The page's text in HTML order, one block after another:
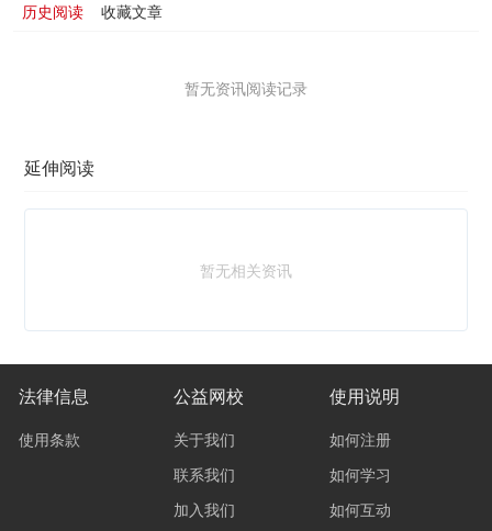
历史阅读 收藏文章
暂无资讯阅读记录
延伸阅读
暂无相关资讯
法律信息
使用条款
公益网校
关于我们
联系我们
加入我们
使用说明
如何注册
如何学习
如何互动